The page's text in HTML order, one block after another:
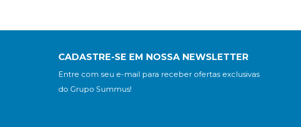
CADASTRE-SE EM NOSSA NEWSLETTER
Entre com seu e-mail para receber ofertas exclusivas
do Grupo Summus!